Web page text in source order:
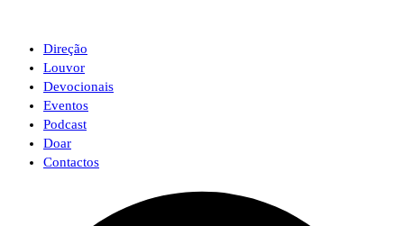
Direção
Louvor
Devocionais
Eventos
Podcast
Doar
Contactos